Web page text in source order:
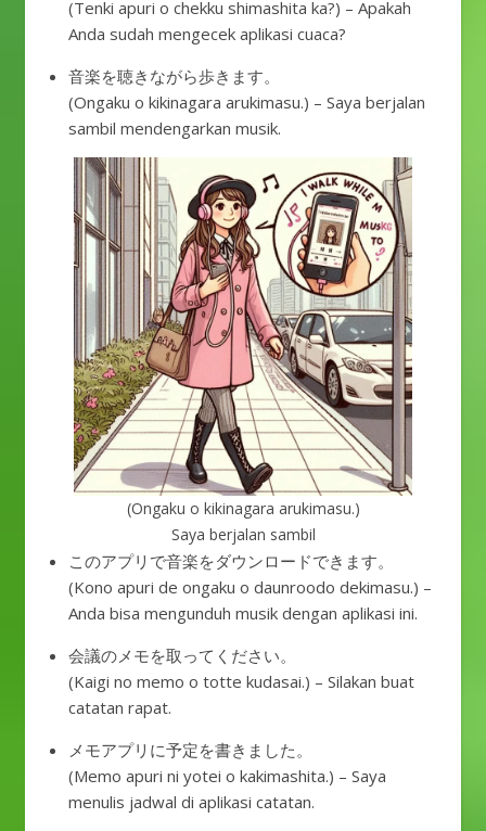
(Tenki apuri o chekku shimashita ka?) – Apakah
Anda sudah mengecek aplikasi cuaca?
音楽を聴きながら歩きます。
(Ongaku o kikinagara arukimasu.) – Saya berjalan
sambil mendengarkan musik.
(Ongaku o kikinagara arukimasu.)
Saya berjalan sambil
このアプリで音楽をダウンロードできます。
(Kono apuri de ongaku o daunroodo dekimasu.) –
Anda bisa mengunduh musik dengan aplikasi ini.
会議のメモを取ってください。
(Kaigi no memo o totte kudasai.) – Silakan buat
catatan rapat.
メモアプリに予定を書きました。
(Memo apuri ni yotei o kakimashita.) – Saya
menulis jadwal di aplikasi catatan.